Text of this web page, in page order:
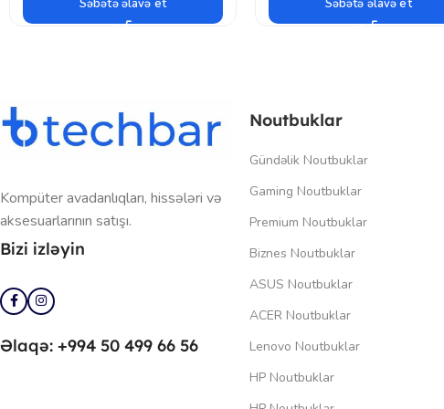
Səbətə əlavə et Səbətə əlavə et
Kompüter avadanlıqları, hissələri və
aksesuarlarının satışı.
Bizi izləyin
Əlaqə: +994 50 499 66 56
Noutbuklar
Gündəlik Noutbuklar
Gaming Noutbuklar
Premium Noutbuklar
Biznes Noutbuklar
ASUS Noutbuklar
ACER Noutbuklar
Lenovo Noutbuklar
HP Noutbuklar